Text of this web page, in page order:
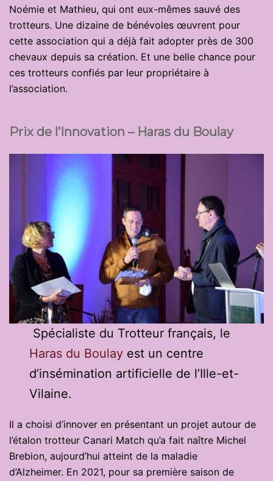
Noémie et Mathieu, qui ont eux-mêmes sauvé des
trotteurs. Une dizaine de bénévoles œuvrent pour
cette association qui a déjà fait adopter près de 300
chevaux depuis sa création. Et une belle chance pour
ces trotteurs confiés par leur propriétaire à
l’association.
Prix de l’Innovation – Haras du Boulay
Spécialiste du Trotteur français, le
Haras du Boulay est un centre
d’insémination artificielle de l’Ille-et-
Vilaine.
Il a choisi d’innover en présentant un projet autour de
l’étalon trotteur Canari Match qu’a fait naître Michel
Brebion, aujourd’hui atteint de la maladie
d’Alzheimer. En 2021, pour sa première saison de